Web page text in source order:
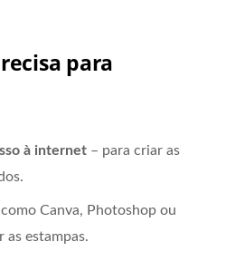
para
à internet – para criar as
Canva, Photoshop ou
as estampas.